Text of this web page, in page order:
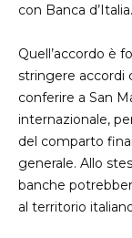
con Banca d’Italia.
Quell’accordo è
stringere accordi
conferire a San
internazionale,
del comparto
generale. Allo
banche
al territorio